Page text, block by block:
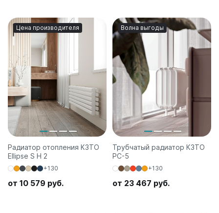
Цена производителя
Радиатор отопления КЗТО
Ellipse S H 2
+130
от 10 579 руб.
Волна выгоды
Трубчатый радиатор КЗТО
РС-5
+130
от 23 467 руб.